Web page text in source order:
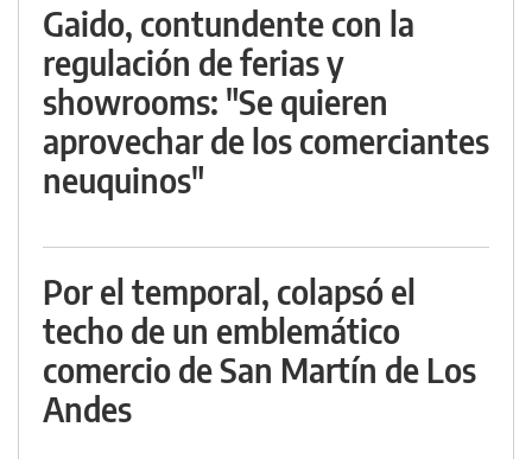
Gaido, contundente con la
regulación de ferias y
showrooms: "Se quieren
aprovechar de los comerciantes
neuquinos"
Por el temporal, colapsó el
techo de un emblemático
comercio de San Martín de Los
Andes